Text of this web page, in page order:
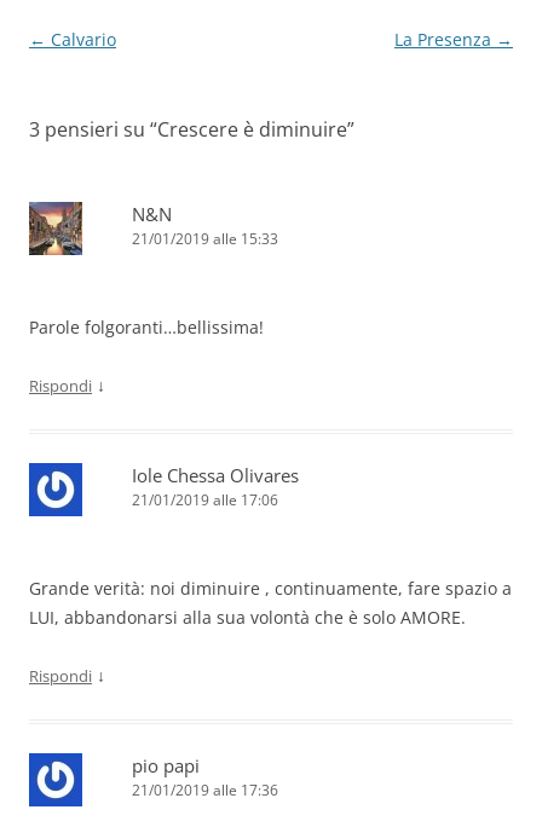
Navigazione
← Calvario La Presenza →
3 pensieri su “Crescere è diminuire”
N&N
21/01/2019 alle 15:33
Parole folgoranti…bellissima!
Rispondi ↓
Iole Chessa Olivares
21/01/2019 alle 17:06
Grande verità: noi diminuire , continuamente, fare spazio a
LUI, abbandonarsi alla sua volontà che è solo AMORE.
Rispondi ↓
pio papi
21/01/2019 alle 17:36